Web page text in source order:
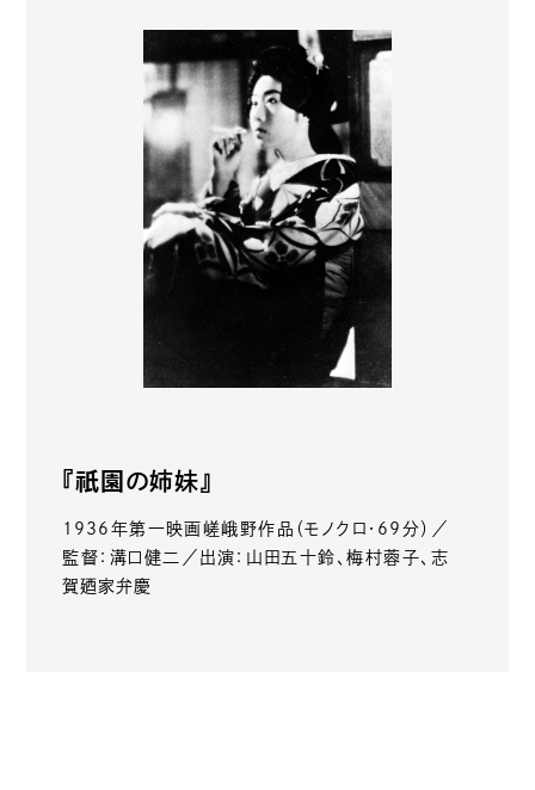
『祇園の姉妹』
1936年第一映画嵯峨野作品（モノクロ・69分）／
監督：溝口健二／出演：山田五十鈴、梅村蓉子、志
賀廼家弁慶